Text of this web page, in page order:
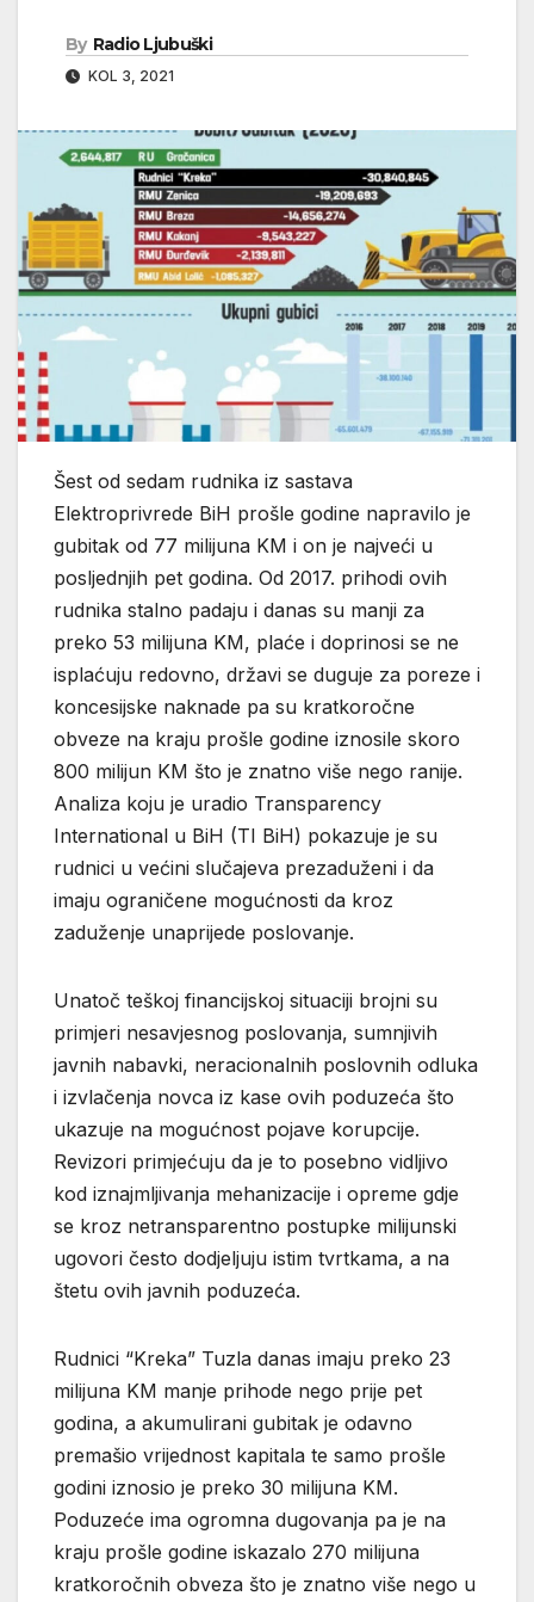
By Radio Ljubuški
KOL 3, 2021
Šest od sedam rudnika iz sastava
Elektroprivrede BiH prošle godine napravilo je
gubitak od 77 milijuna KM i on je najveći u
posljednjih pet godina. Od 2017. prihodi ovih
rudnika stalno padaju i danas su manji za
preko 53 milijuna KM, plaće i doprinosi se ne
isplaćuju redovno, državi se duguje za poreze i
koncesijske naknade pa su kratkoročne
obveze na kraju prošle godine iznosile skoro
800 milijun KM što je znatno više nego ranije.
Analiza koju je uradio Transparency
International u BiH (TI BiH) pokazuje je su
rudnici u većini slučajeva prezaduženi i da
imaju ograničene mogućnosti da kroz
zaduženje unaprijede poslovanje.
Unatoč teškoj financijskoj situaciji brojni su
primjeri nesavjesnog poslovanja, sumnjivih
javnih nabavki, neracionalnih poslovnih odluka
i izvlačenja novca iz kase ovih poduzeća što
ukazuje na mogućnost pojave korupcije.
Revizori primjećuju da je to posebno vidljivo
kod iznajmljivanja mehanizacije i opreme gdje
se kroz netransparentno postupke milijunski
ugovori često dodjeljuju istim tvrtkama, a na
štetu ovih javnih poduzeća.
Rudnici “Kreka” Tuzla danas imaju preko 23
milijuna KM manje prihode nego prije pet
godina, a akumulirani gubitak je odavno
premašio vrijednost kapitala te samo prošle
godini iznosio je preko 30 milijuna KM.
Poduzeće ima ogromna dugovanja pa je na
kraju prošle godine iskazalo 270 milijuna
kratkoročnih obveza što je znatno više nego u